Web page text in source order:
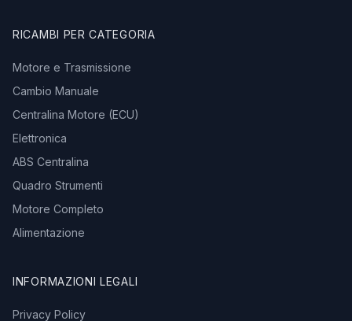
RICAMBI PER CATEGORIA
Motore e Trasmissione
Cambio Manuale
Centralina Motore (ECU)
Elettronica
ABS Centralina
Quadro Strumenti
Motore Completo
Alimentazione
INFORMAZIONI LEGALI
Privacy Policy